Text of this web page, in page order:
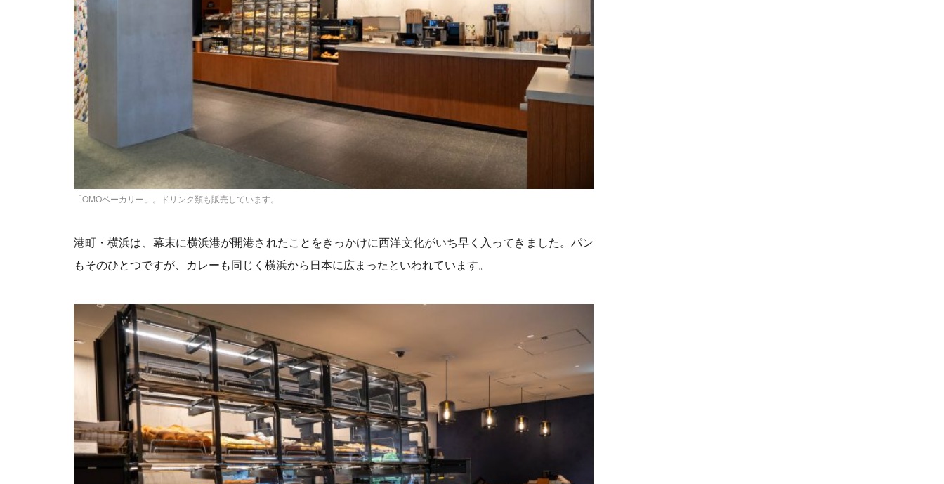
「OMOベーカリー」。ドリンク類も販売しています。
港町・横浜は、幕末に横浜港が開港されたことをきっかけに西洋文化がいち早く入ってきました。パン
もそのひとつですが、カレーも同じく横浜から日本に広まったといわれています。